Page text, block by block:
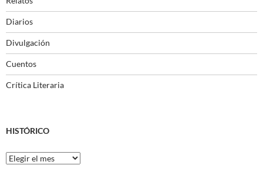
Diarios
Divulgación
Cuentos
Crítica Literaria
HISTÓRICO
Histórico